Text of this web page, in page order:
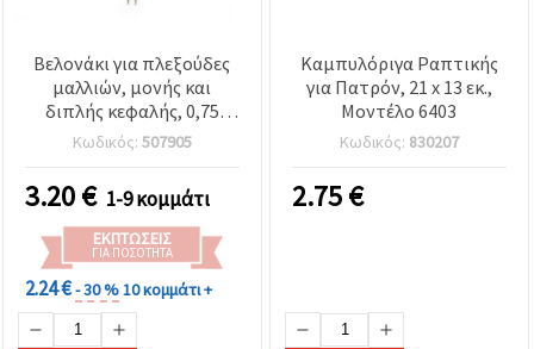
Βελονάκι για πλεξούδες
μαλλιών, μονής και
διπλής κεφαλής, 0,75
mm, 16 cm
Κωδικός: 507905
3.20€ 1-9 κομμάτι
ΕΚΠΤΏΣΕΙΣ
ΓΙΑ ΠΟΣΌΤΗΤΑ
2.24 €- 30 %10 κομμάτι +
Καμπυλόριγα Ραπτικής
για Πατρόν, 21 x 13 εκ.,
Μοντέλο 6403
Κωδικός: 830207
2.75€